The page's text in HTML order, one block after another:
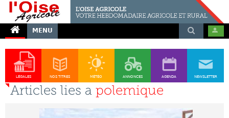
MENU
LÉGALES NOS TITRES MÉTÉO ANNONCES AGENDA NEWSLETTER
Articles lies a polemique